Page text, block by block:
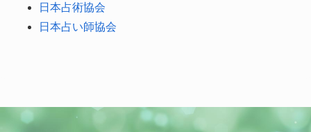
日本占術協会
日本占い師協会